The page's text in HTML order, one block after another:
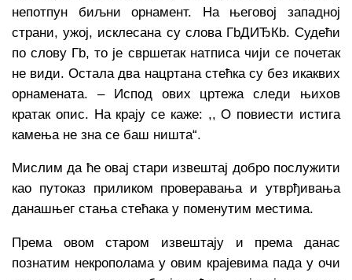
непотпун биљни орнамент. На његовој западној
страни, ужој, исклесана су слова ГbДИЂКb. Судећи
по слову Гb, то је свршетак натписа чији се почетак
не види. Остала два нацртана стећка су без икаквих
орнамената. – Испод ових цртежа следи њихов
кратак опис. На крају се каже: ,, О повиести истига
камења не зна се баш ништа“.
Мислим да ће овај стари извештај добро послужити
као путоказ приликом проверавања и утврђивања
данашњег стања стећака у поменутим местима.
Према овом старом извештају и према данас
познатим некрополама у овим крајевима пада у очи